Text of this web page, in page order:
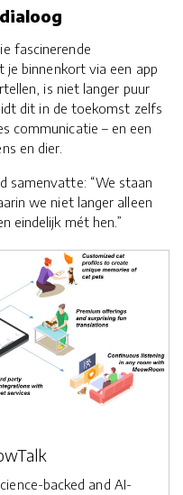
fascinerende
binnenkort via een app
is niet langer puur
dit in de toekomst zelfs
communicatie – en een
en dier.
samenvatte: “We staan
we niet langer alleen
eindelijk mét hen.”
backed and AI-